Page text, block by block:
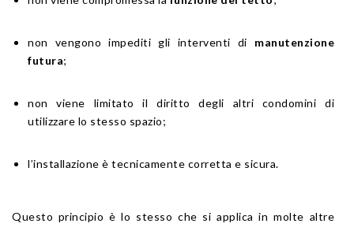
non vengono impediti gli interventi di manutenzione
futura;
non viene limitato il diritto degli altri condomini di
utilizzare lo stesso spazio;
l’installazione è tecnicamente corretta e sicura.
Questo principio è lo stesso che si applica in molte altre